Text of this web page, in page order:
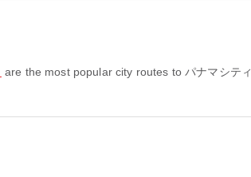
are the most popular city routes to パナマシティ.